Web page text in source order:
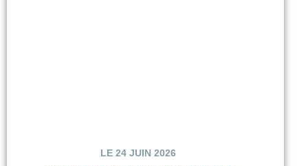
LE 24 JUIN 2026